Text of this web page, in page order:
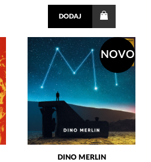
DODAJ
NOVO
DINO MERLIN